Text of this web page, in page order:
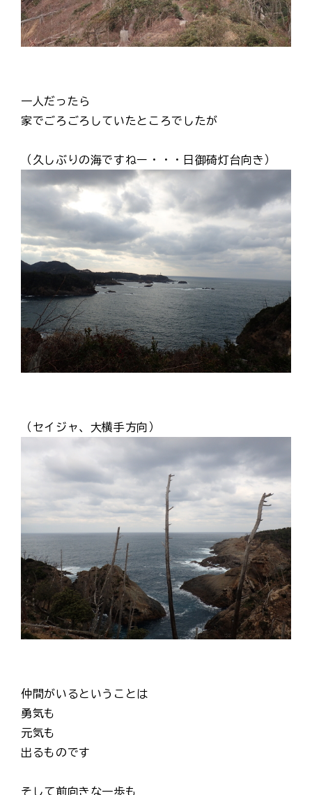
一人だったら
家でごろごろしていたところでしたが
（久しぶりの海ですねー・・・日御碕灯台向き）
（セイジャ、大横手方向）
仲間がいるということは
勇気も
元気も
出るものです
そして前向きな一歩も